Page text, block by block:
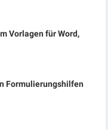
Vorlagen für Word,
Formulierungshilfen